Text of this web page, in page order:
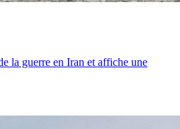
la guerre en Iran et affiche une